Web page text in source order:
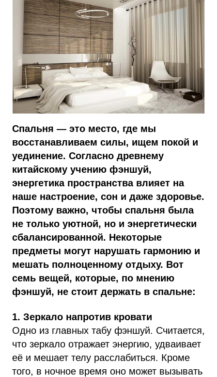
Спальня — это место, где мы
восстанавливаем силы, ищем покой и
уединение. Согласно древнему
китайскому учению фэншуй,
энергетика пространства влияет на
наше настроение, сон и даже здоровье.
Поэтому важно, чтобы спальня была
не только уютной, но и энергетически
сбалансированной. Некоторые
предметы могут нарушать гармонию и
мешать полноценному отдыху. Вот
семь вещей, которые, по мнению
фэншуй, не стоит держать в спальне:
1. Зеркало напротив кровати
Одно из главных табу фэншуй. Считается,
что зеркало отражает энергию, удваивает
её и мешает телу расслабиться. Кроме
того, в ночное время оно может вызывать